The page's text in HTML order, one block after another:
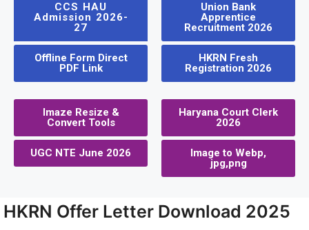
CCS HAU
Admission 2026-
27
Union Bank
Apprentice
Recruitment 2026
Offline Form Direct
PDF Link
HKRN Fresh
Registration 2026
Imaze Resize &
Convert Tools
Haryana Court Clerk
2026
UGC NTE June 2026
Image to Webp,
jpg,png
HKRN Offer Letter Download 2025